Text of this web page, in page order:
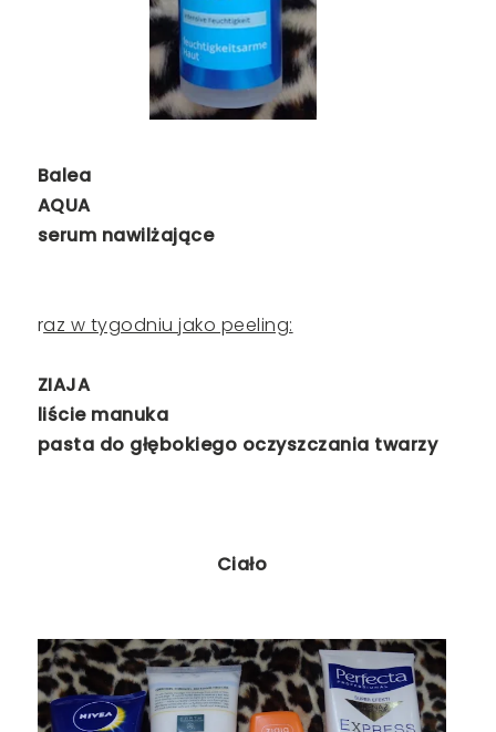
Balea
AQUA
serum nawilżające
raz w tygodniu jako peeling:
ZIAJA
liście manuka
pasta do głębokiego oczyszczania twarzy
Ciało